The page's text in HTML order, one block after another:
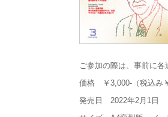
ご参加の際は、事前に各
価格 ￥3,000-（税込み￥
発売日 2022年2月1日